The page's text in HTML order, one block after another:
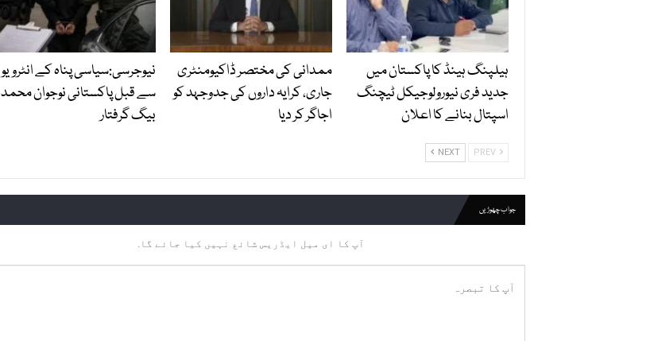
ہیلپنگ ہینڈ کا پاکستان میں
جدید فری نیورولوجیکل ٹیچنگ
اسپتال بنانے کا اعلان
ممدانی کی مختصر ڈاکیومنٹری
جاری، کرایہ داروں کی جدوجہد کو
اجاگر کر دیا
نیوجرسی:سیاسی پناہ کے انٹرویو
سے قبل پاکستانی نوجوان محمد
بیگ گرفتار
NEXT
جواب چھوڑیں
آپ کا ای میل ایڈریس شائع نہیں کیا جائے گا.